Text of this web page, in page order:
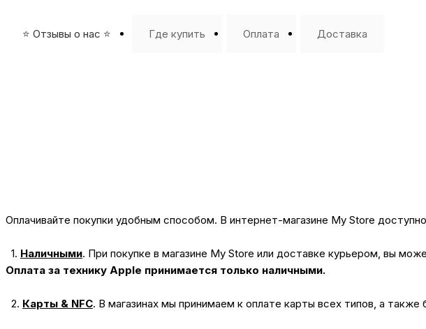
⭐️ Отзывы о нас ⭐️ Где купить Оплата Доставка
Оплачивайте покупки удобным способом. В интернет-магазине My Store
1. Наличными. При покупке в магазине My Store или доставке курьером, вы
Оплата за технику Apple принимается только наличными.
2. Карты & NFC. В магазинах мы принимаем к оплате карты всех типов, а также